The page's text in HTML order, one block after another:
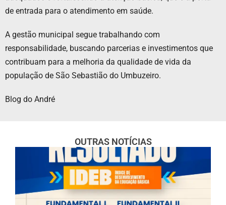
de entrada para o atendimento em saúde.
A gestão municipal segue trabalhando com
responsabilidade, buscando parcerias e investimentos que
contribuam para a melhoria da qualidade de vida da
população de São Sebastião do Umbuzeiro.
Blog do André
OUTRAS NOTÍCIAS